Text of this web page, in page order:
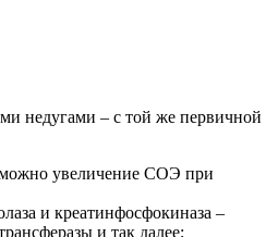
недугами – с той же первичной
увеличение СОЭ при
и креатинфосфокиназа –
и так далее;